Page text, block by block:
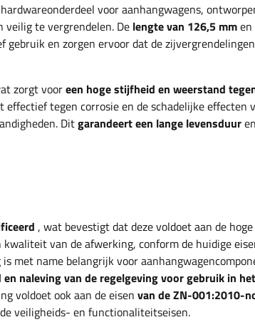
voor aanhangwagens,
te vergrendelen. De lengte van 126,5 mmen
gebruik en zorgen ervoor dat de
zorgt vooreen hoge stijfheid en weerstand
effectief tegen corrosie en de schadelijke effecten
Ditgarandeert een lange levensduur
, wat bevestigt dat deze voldoet aan de
van de afwerking, conform de huidige
met name belangrijk voor
naleving van de regelgeving voor gebruik in
voldoet ook aan de eisenvan de ZN-001:2010-
veiligheids- en functionaliteitseisen.